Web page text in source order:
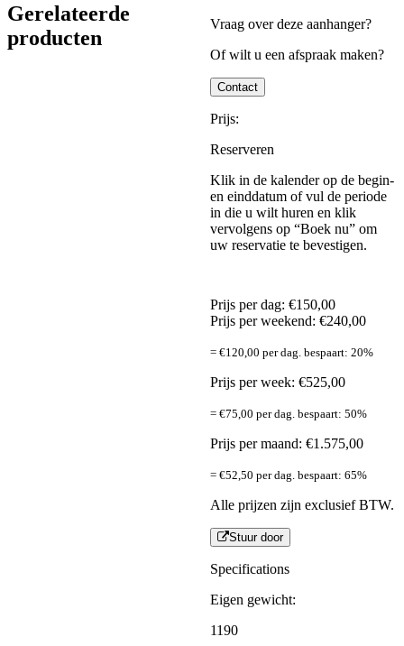
Vraag over deze aanhanger?
Of wilt u een afspraak maken?
Contact
Prijs:
Reserveren
Klik in de kalender op de begin-
en einddatum of vul de periode
in die u wilt huren en klik
vervolgens op “Boek nu” om
uw reservatie te bevestigen.
Prijs per dag: €150,00
Prijs per weekend: €240,00
= €120,00 per dag. bespaart: 20%
Prijs per week: €525,00
= €75,00 per dag. bespaart: 50%
Prijs per maand: €1.575,00
= €52,50 per dag. bespaart: 65%
Alle prijzen zijn exclusief BTW.
Stuur door
Specifications
Eigen gewicht:
1190
Gerelateerde
producten